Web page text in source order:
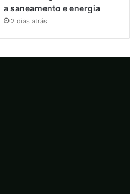
a saneamento e energia
2 dias atrás